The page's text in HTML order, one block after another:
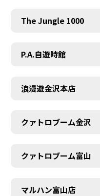
The Jungle 1000
P.A.自遊時館
浪漫遊金沢本店
クァトロブーム金沢
クァトロブーム富山
マルハン富山店